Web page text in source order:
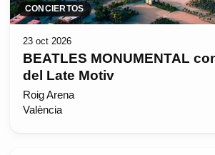
CONCIERTOS
23 oct 2026
BEATLES MONUMENTAL
del Late Motiv
Roig Arena
València